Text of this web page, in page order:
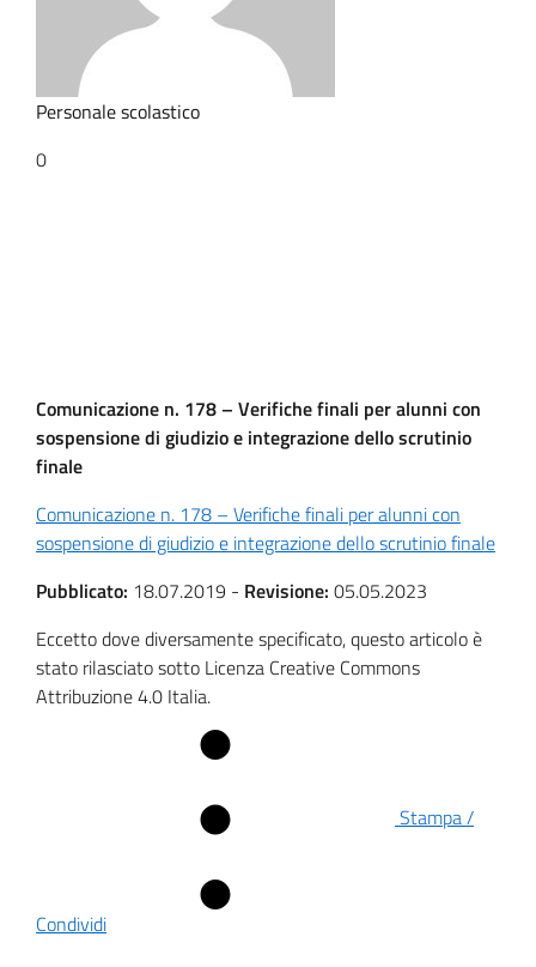
Personale scolastico
0
Comunicazione n. 178 – Verifiche finali per alunni con
sospensione di giudizio e integrazione dello scrutinio
finale
Comunicazione n. 178 – Verifiche finali per alunni con
sospensione di giudizio e integrazione dello scrutinio finale
Pubblicato: 18.07.2019 - Revisione: 05.05.2023
Eccetto dove diversamente specificato, questo articolo è
stato rilasciato sotto Licenza Creative Commons
Attribuzione 4.0 Italia.
Stampa /
Condividi